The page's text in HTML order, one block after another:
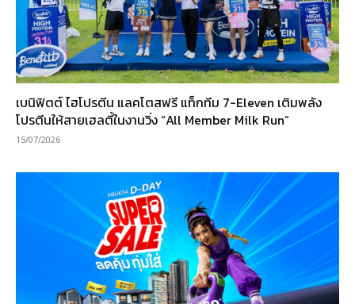
เบนิฟิตต์ ไฮโปรตีน แลคโตสฟรี แท็กทีม 7-Eleven เติมพลัง
โปรตีนให้สายเฮลตี้ในงานวิ่ง “All Member Milk Run”
15/07/2026